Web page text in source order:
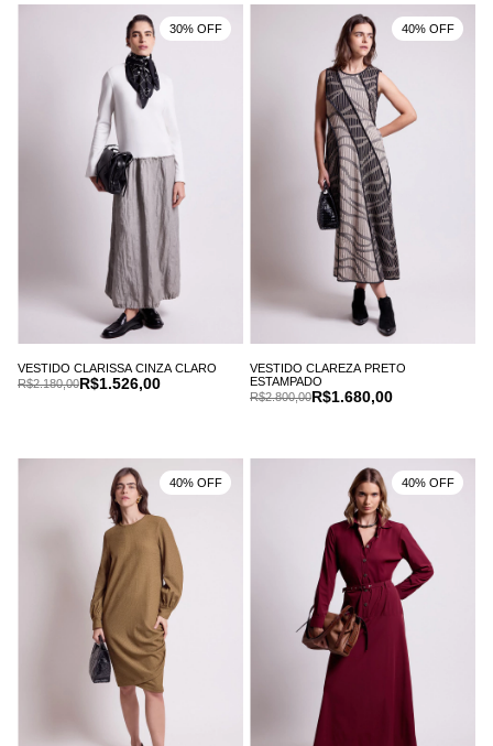
VESTIDO CLARISSA CINZA CLARO
R$1.526,00
R$2.180,00
30% OFF
VESTIDO CLAREZA PRETO
ESTAMPADO
R$1.680,00
R$2.800,00
40% OFF
40% OFF 40% OFF